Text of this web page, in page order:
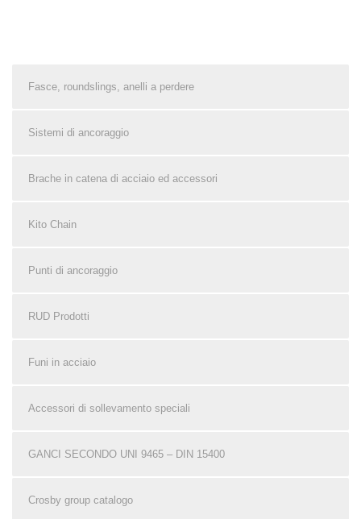
Fasce, roundslings, anelli a perdere
Sistemi di ancoraggio
Brache in catena di acciaio ed accessori
Kito Chain
Punti di ancoraggio
RUD Prodotti
Funi in acciaio
Accessori di sollevamento speciali
GANCI SECONDO UNI 9465 – DIN 15400
Crosby group catalogo